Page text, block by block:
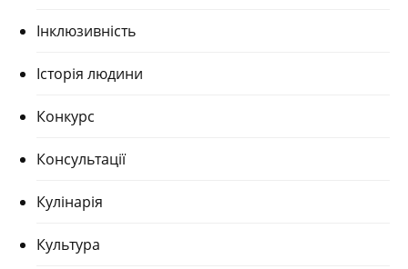
Інклюзивність
Історія людини
Конкурс
Консультації
Кулінарія
Культура